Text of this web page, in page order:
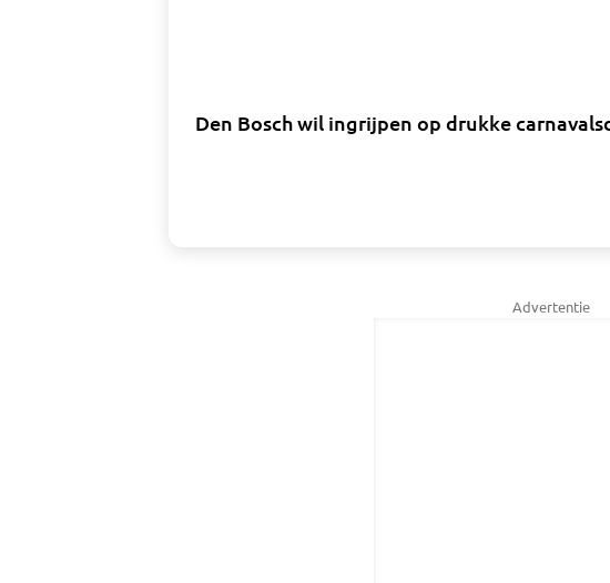
Den Bosch wil ingrijpen op drukke
Advertentie